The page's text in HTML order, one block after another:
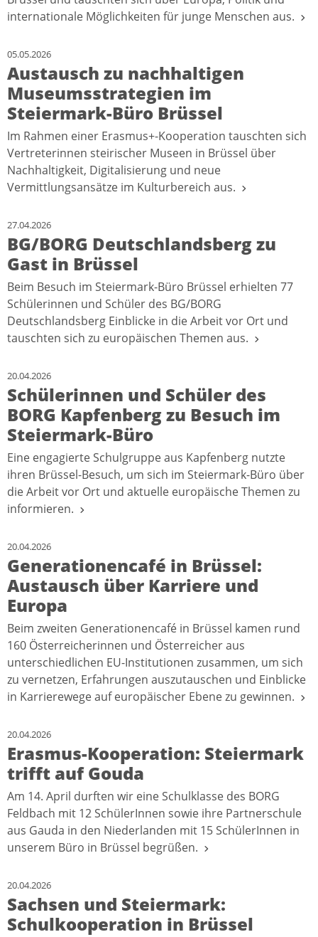
internationale Möglichkeiten für junge Menschen aus.
05.05.2026
Austausch zu nachhaltigen
Museumsstrategien im
Steiermark-Büro Brüssel
Im Rahmen einer Erasmus+-Kooperation tauschten sich
Vertreterinnen steirischer Museen in Brüssel über
Nachhaltigkeit, Digitalisierung und neue
Vermittlungsansätze im Kulturbereich aus.
27.04.2026
BG/BORG Deutschlandsberg zu
Gast in Brüssel
Beim Besuch im Steiermark-Büro Brüssel erhielten 77
Schülerinnen und Schüler des BG/BORG
Deutschlandsberg Einblicke in die Arbeit vor Ort und
tauschten sich zu europäischen Themen aus.
20.04.2026
Schülerinnen und Schüler des
BORG Kapfenberg zu Besuch im
Steiermark-Büro
Eine engagierte Schulgruppe aus Kapfenberg nutzte
ihren Brüssel-Besuch, um sich im Steiermark-Büro über
die Arbeit vor Ort und aktuelle europäische Themen zu
informieren.
20.04.2026
Generationencafé in Brüssel:
Austausch über Karriere und
Europa
Beim zweiten Generationencafé in Brüssel kamen rund
160 Österreicherinnen und Österreicher aus
unterschiedlichen EU-Institutionen zusammen, um sich
zu vernetzen, Erfahrungen auszutauschen und Einblicke
in Karrierewege auf europäischer Ebene zu gewinnen.
20.04.2026
Erasmus-Kooperation: Steiermark
trifft auf Gouda
Am 14. April durften wir eine Schulklasse des BORG
Feldbach mit 12 SchülerInnen sowie ihre Partnerschule
aus Gauda in den Niederlanden mit 15 SchülerInnen in
unserem Büro in Brüssel begrüßen.
20.04.2026
Sachsen und Steiermark:
Schulkooperation in Brüssel